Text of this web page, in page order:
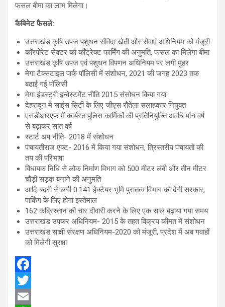
फसल बीमा का लाभ मिलेगा।
कैबिनेट फैसले:
उत्तराखंड कृषि उपज पशुधन संविदा खेती और सेवाएं अधिनियम को मंजूरी
कॉरपोरेट सेक्टर को कॉंट्रेक्ट फार्मिंग की अनुमति, फसल का मिलेगा बीमा
उत्तराखंड कृषि उपज एवं पशुधन विपणन अधिनियम पर लगी मुहर
मेगा टैक्सटाइल पार्क पॉलिसी में संशोधन, 2021 की जगह 2023 तक
बढाई गई पॉलिसी
मेगा इंडस्ट्री इन्वेस्टमेंट नीति 2015 संसोधन किया गया
देहरादून में साइंस सिटी के लिए जीएस रौतेला सलाहकार नियुक्त
एसडीआरएफ में कार्यरत पुलिस कार्मिकों की प्रतिनियुक्ति अवधि पांच वर्ष
से बढ़ाकर सात वर्ष
स्टार्ट अप नीति- 2018 में संशोधन
पंचायतीराज एक्ट- 2016 में किया गया संशोधन, त्रिस्तरीय पंचायतों की
तय की परिभाषा
विधायक निधि से लोक निर्माण विभाग को 500 मीटर लंबी और तीन मीटर
चौड़ी सड़क बनाने की अनुमति
आदि बदरी से लगी 0.141 हेक्टेयर भूमि पुरातत्व विभाग को देगी सरकार,
पार्किंग के लिए होगा इस्तेमाल
162 कब्रिस्तान की चार दीवारी करने के लिए एक साल बढ़ाया गया समय
उत्तराखंड उपकर अधिनियम- 2015 के तहत विक्रय कीमत में संशोधन
उत्तराखंड साक्षी संरक्षण अधिनियम-2020 को मंजूरी, प्रदेश में अब गवाहों
को मिलेगी सुरक्षा
F
aT